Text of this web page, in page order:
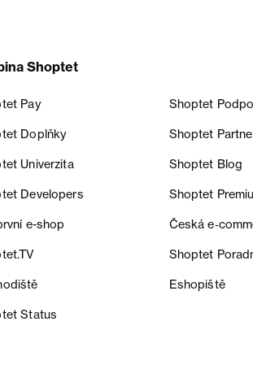
Shoptet
Pay Shoptet
Doplňky Shoptet
Univerzita Shoptet Blog
Developers Shoptet
e-shop Česká
Shoptet
Eshopiště
Status